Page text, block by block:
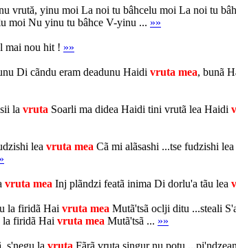
yinu moi La noi tu bâhcelu moi La noi tu
moi Nu yinu tu bâhce V-yinu ... »»
mai nou hit ! »»
Di cãndu eram deadunu Haidi vruta mea, bunã
la vruta Soarli ma didea Haidi tini vrutã lea Haidi
lea vruta mea Cã mi alãsashi ...tse fudzishi lea
vruta mea Inj plãndzi featã inima Di dorlu'a tãu lea
firidã Hai vruta mea Mutã'tsã oclji ditu ...steali
la firidã Hai vruta mea Mutã'tsã ... »»
s'negu la vruta Fãrã vruta singur nu potu